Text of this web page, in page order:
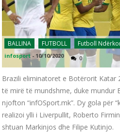
BALLINA FUTBOLL Futboll
infosport - 10/10/2020 0
Brazili eliminatoret e Botërorit Katar
të mirë të mundshme, duke mundur
njofton “infOSport.mk”. Dy gola për
realizoi ylli i Liverpullit, Roberto
shtuan Markinjos dhe Filipe Kutinjo.